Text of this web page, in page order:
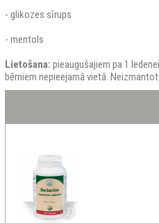
- glikozes sīrups
- mentols
Lietošana: pieaugušajiem pa 1
bērniem nepieejamā vietā.